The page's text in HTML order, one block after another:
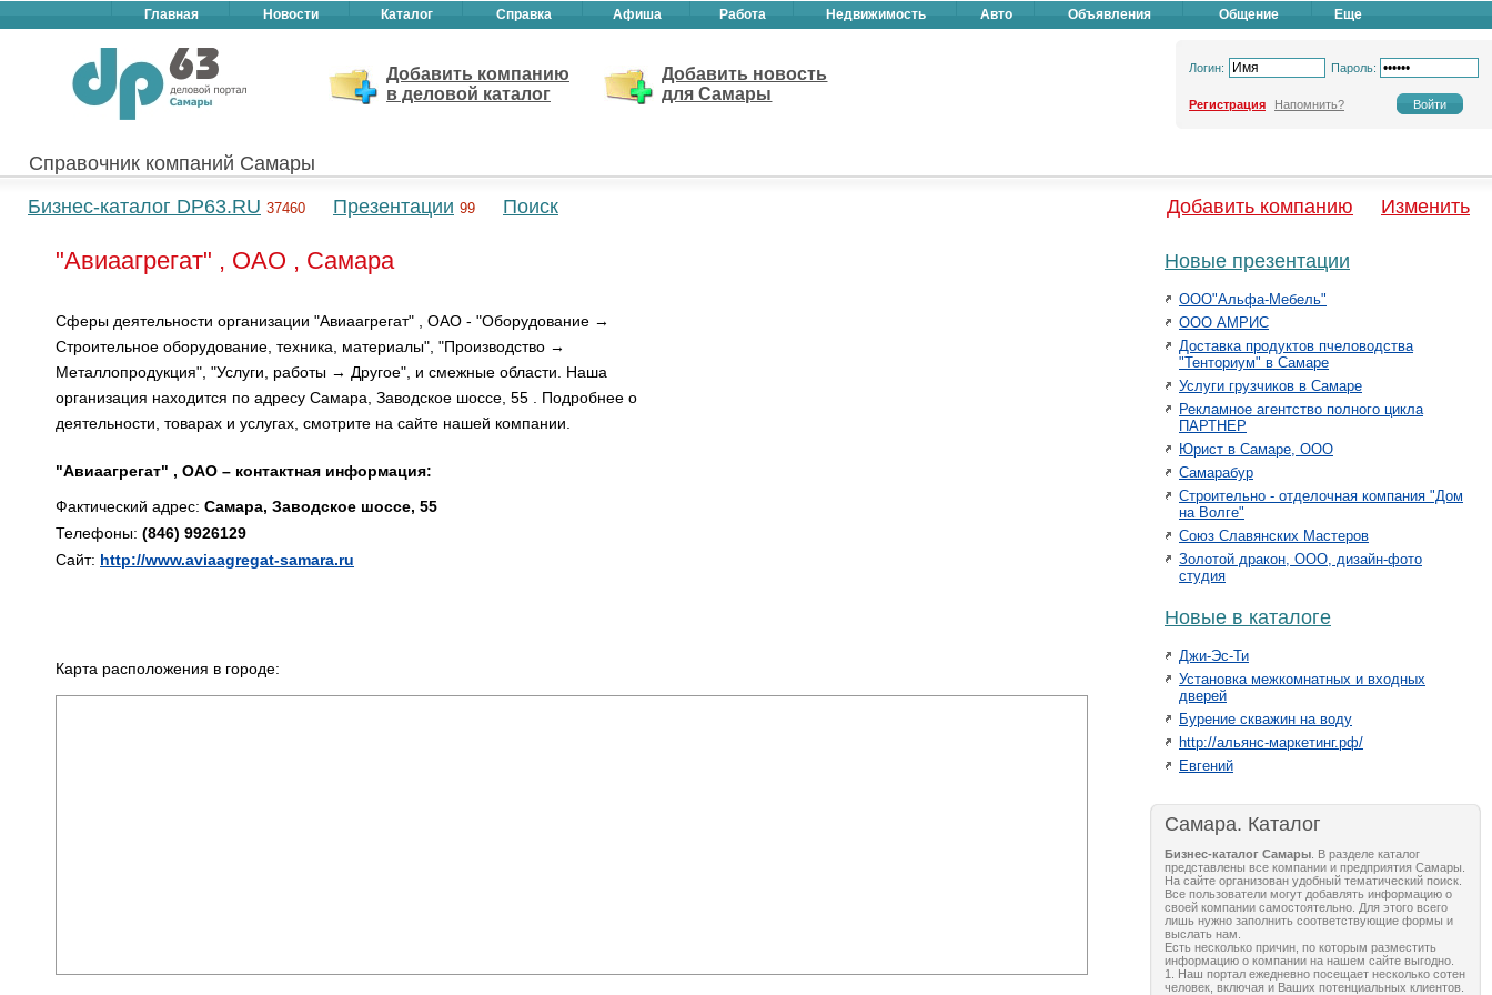
Главная Новости Каталог Справка Афиша Работа Недвижимость Авто Объявления Общение Еще
Добавить компанию
в деловой каталог
Добавить новость
для Самары
Логин: Пароль:
Регистрация Напомнить?
Справочник компаний Самары
Бизнес-каталог DP63.RU 37460 Презентации 99 Поиск Добавить компанию Изменить
"Авиаагрегат" , ОАО , Самара
Сферы деятельности организации "Авиаагрегат" , ОАО - "Оборудование →
Строительное оборудование, техника, материалы", "Производство →
Металлопродукция", "Услуги, работы → Другое", и смежные области. Наша
организация находится по адресу Самара, Заводское шоссе, 55 . Подробнее о
деятельности, товарах и услугах, смотрите на сайте нашей компании.
"Авиаагрегат" , ОАО – контактная информация:
Фактический адрес: Самара, Заводское шоссе, 55
Телефоны: (846) 9926129
Сайт: http://www.aviaagregat-samara.ru
Карта расположения в городе:
Новые презентации
ООО"Альфа-Мебель"
ООО АМРИС
Доставка продуктов пчеловодства
"Тенториум" в Самаре
Услуги грузчиков в Самаре
Рекламное агентство полного цикла
ПАРТНЕР
Юрист в Самаре, ООО
Самарабур
Строительно - отделочная компания "Дом
на Волге"
Союз Славянских Мастеров
Золотой дракон, ООО, дизайн-фото
студия
Новые в каталоге
Джи-Эс-Ти
Установка межкомнатных и входных
дверей
Бурение скважин на воду
http://альянс-маркетинг.рф/
Евгений
Самара. Каталог
Бизнес-каталог Самары . В разделе каталог
представлены все компании и предприятия Самары.
На сайте организован удобный тематический поиск.
Все пользователи могут добавлять информацию о
своей компании самостоятельно. Для этого всего
лишь нужно заполнить соответствующие формы и
выслать нам.
Есть несколько причин, по которым разместить
информацию о компании на нашем сайте выгодно.
1. Наш портал ежедневно посещает несколько сотен
человек, включая и Ваших потенциальных клиентов.